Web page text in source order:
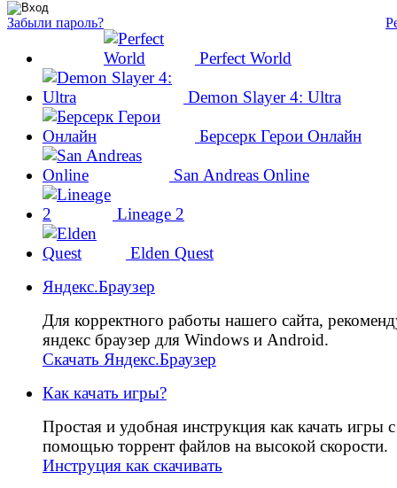
Забыли пароль?
Perfect World
Demon Slayer 4: Ultra
Берсерк Герои Онлайн
San Andreas Online
Lineage 2
Elden Quest
Яндекс.Браузер
Для корректного работы нашего сайта,
яндекс браузер для Windows и Android.
Скачать Яндекс.Браузер
Как качать игры?
Простая и удобная инструкция как качать игры с
помощью торрент файлов на высокой скорости.
Инструция как скачивать